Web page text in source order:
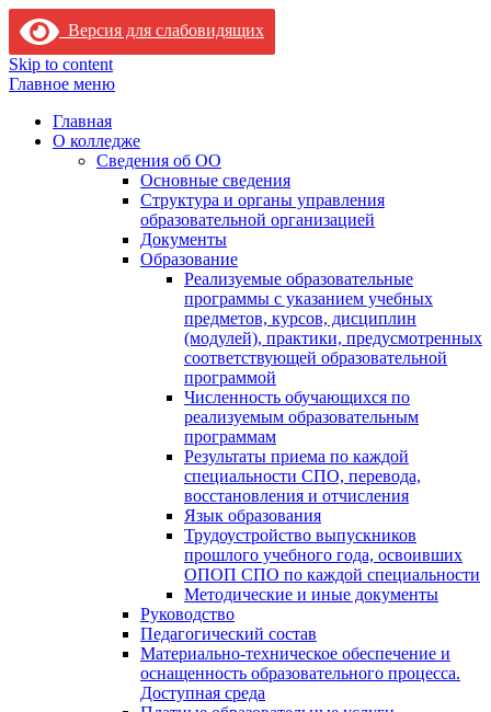
Версия для слабовидящих
Skip to content
Главное меню
Главная
О колледже
Сведения об ОО
Основные сведения
Структура и органы управления
образовательной организацией
Документы
Образование
Реализуемые образовательные
программы с указанием учебных
предметов, курсов, дисциплин
(модулей), практики, предусмотренных
соответствующей образовательной
программой
Численность обучающихся по
реализуемым образовательным
программам
Результаты приема по каждой
специальности СПО, перевода,
восстановления и отчисления
Язык образования
Трудоустройство выпускников
прошлого учебного года, освоивших
ОПОП СПО по каждой специальности
Методические и иные документы
Руководство
Педагогический состав
Материально-техническое обеспечение и
оснащенность образовательного процесса.
Доступная среда